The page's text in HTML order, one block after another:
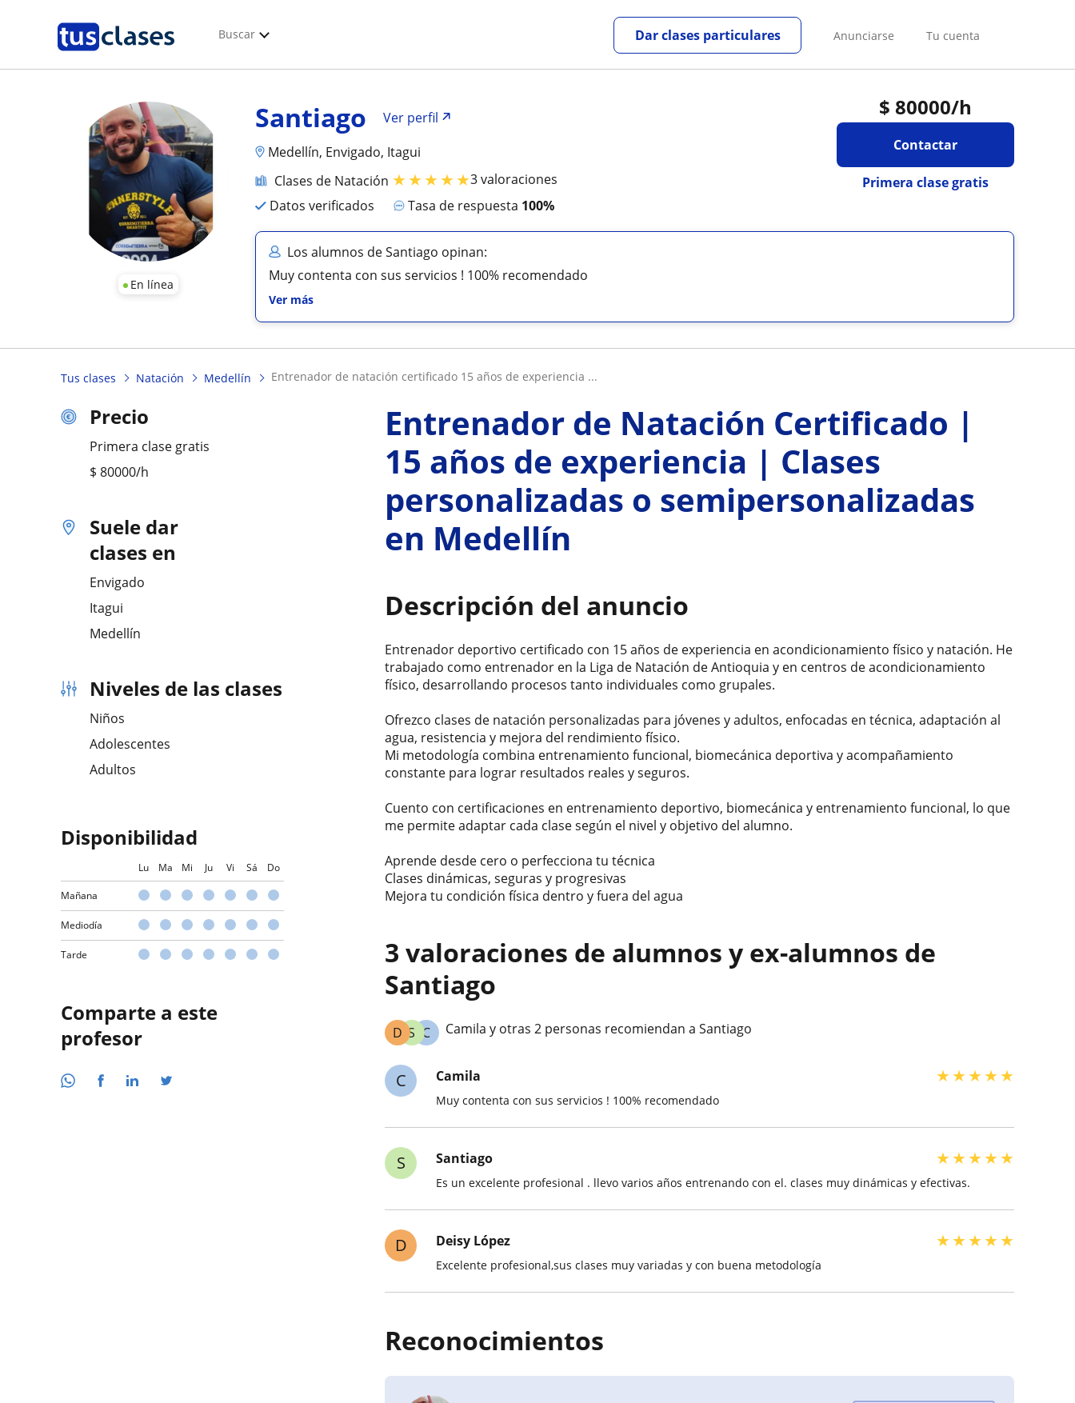
Buscar Anunciarse Tu cuenta
Dar clases particulares
En línea
$ 80000/h
Contactar
Primera clase gratis
Santiago
Ver perfil
Medellín, Envigado, Itagui
Clases de Natación ★★★★★3 valoraciones
Datos verificados
Tasa de respuesta 100%
Los alumnos de Santiago opinan:
Muy contenta con sus servicios ! 100% recomendado
Ver más
Tus clases Natación Medellín entrenador de natación certificado 15 años de experiencia ...
Precio
Primera clase gratis
$ 80000/h
Suele dar
clases en
Envigado
Itagui
Medellín
Niveles de las clases
Niños
Adolescentes
Adultos
Disponibilidad
Lu Ma Mi Ju Vi Sá Do
Mañana
Mediodía
Tarde
Comparte a este
profesor
Entrenador de Natación Certificado |
15 años de experiencia | Clases
personalizadas o semipersonalizadas
en Medellín
Descripción del anuncio
Entrenador deportivo certificado con 15 años de experiencia en acondicionamiento físico y natación. He
trabajado como entrenador en la Liga de Natación de Antioquia y en centros de acondicionamiento
físico, desarrollando procesos tanto individuales como grupales.
Ofrezco clases de natación personalizadas para jóvenes y adultos, enfocadas en técnica, adaptación al
agua, resistencia y mejora del rendimiento físico.
Mi metodología combina entrenamiento funcional, biomecánica deportiva y acompañamiento
constante para lograr resultados reales y seguros.
Cuento con certificaciones en entrenamiento deportivo, biomecánica y entrenamiento funcional, lo que
me permite adaptar cada clase según el nivel y objetivo del alumno.
Aprende desde cero o perfecciona tu técnica
Clases dinámicas, seguras y progresivas
Mejora tu condición física dentro y fuera del agua
3 valoraciones de alumnos y ex-alumnos de
Santiago
C
S
D Camila y otras 2 personas recomiendan a Santiago
C Camila ★★★★★
Muy contenta con sus servicios ! 100% recomendado
S Santiago ★★★★★
Es un excelente profesional . llevo varios años entrenando con el. clases muy dinámicas y efectivas.
D Deisy López ★★★★★
Excelente profesional,sus clases muy variadas y con buena metodología
Reconocimientos